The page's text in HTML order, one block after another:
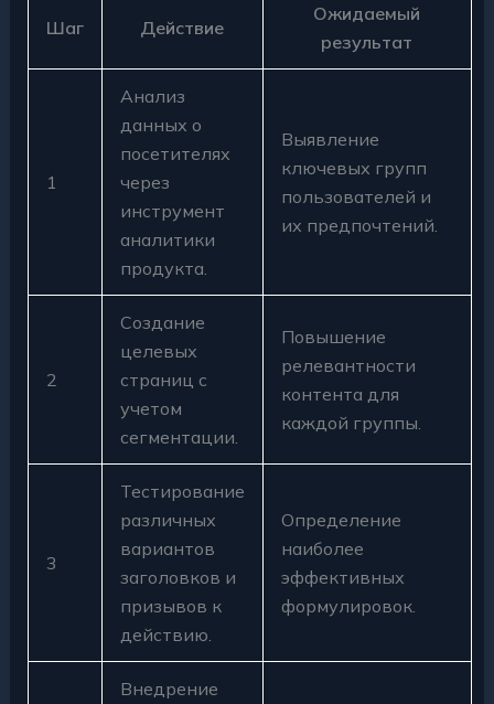
Шаг Действие
Ожидаемый
результат
1
Анализ
данных о
посетителях
через
инструмент
аналитики
продукта.
Выявление
ключевых групп
пользователей и
их предпочтений.
2
Создание
целевых
страниц с
учетом
сегментации.
Повышение
релевантности
контента для
каждой группы.
3
Тестирование
различных
вариантов
заголовков и
призывов к
действию.
Определение
наиболее
эффективных
формулировок.
Внедрение